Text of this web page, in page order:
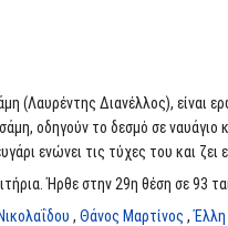
(Λαυρέντης Διανέλλος), είναι
οδηγούν το δεσμό σε ναυάγιο
ενώνει τις τύχες του και ζει
Ήρθε στην 29η θέση σε 93
, Θάνος Μαρτίνος ,Έλλη